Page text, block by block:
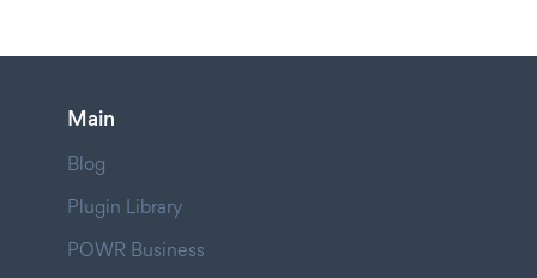
Main
Blog
Plugin Library
POWR Business